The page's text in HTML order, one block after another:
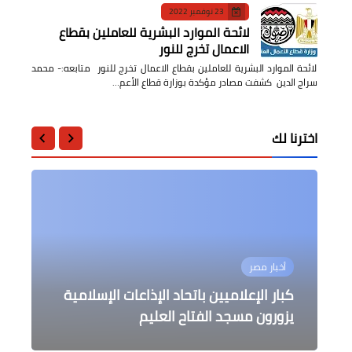
23 نوفمبر 2022
لائحة الموارد البشرية للعاملين بقطاع
الاعمال تخرج للنور
لائحة الموارد البشرية للعاملين بقطاع الاعمال تخرج للنور متابعه:- محمد
سراج الدين كشفت مصادر مؤكدة بوزارة قطاع الأعم…
اخترنا لك
أخبار مصر
كبار الإعلاميين باتحاد الإذاعات الإسلامية
يزورون مسجد الفتاح العليم
محافظات
وفد من دولة صربيا يقوم بزيارة الى مدن
جنوب سيناء السياحية
محافظات
فودة يشارك اجتماع رئيس الوزراء بمقر
الحكومة عبر خاصية الفيديو كونفرانس
عربى
أعيان مصراته يواصلون دعمهم لحكومة
الوحدة الوطنية
أخبار مصر
صبحي يلتقي وزير الشباب والرياضة الغاني